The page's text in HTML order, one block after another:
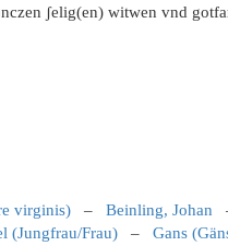
ʃelig(en) witwen vnd
virginis) – Beinling, Johan
(Jungfrau/Frau) – Gans